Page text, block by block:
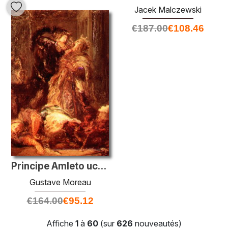
Jacek Malczewski
€187.00€108.46
Principe Amleto uccidere RE
Gustave Moreau
€164.00€95.12
Affiche 1 à 60 (sur 626 nouveautés)